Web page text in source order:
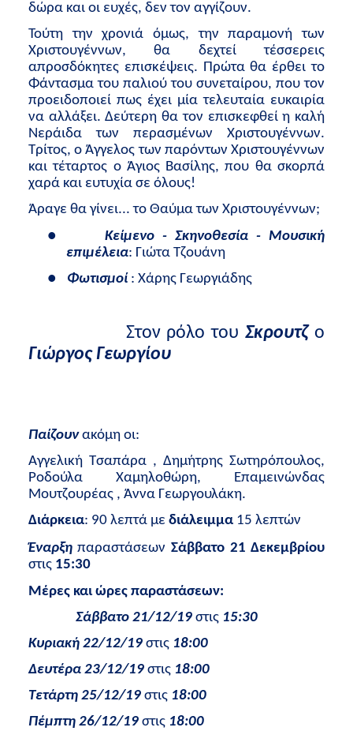
δώρα και οι ευχές, δεν τον αγγίζουν.
Τούτη την χρονιά όμως, την παραμονή των
Χριστουγέννων, θα δεχτεί τέσσερεις
απροσδόκητες επισκέψεις. Πρώτα θα έρθει το
Φάντασμα του παλιού του συνεταίρου, που τον
προειδοποιεί πως έχει μία τελευταία ευκαιρία
να αλλάξει. Δεύτερη θα τον επισκεφθεί η καλή
Νεράιδα των περασμένων Χριστουγέννων.
Τρίτος, ο Άγγελος των παρόντων Χριστουγέννων
και τέταρτος ο Άγιος Βασίλης, που θα σκορπά
χαρά και ευτυχία σε όλους!
Άραγε θα γίνει... το Θαύμα των Χριστουγέννων;
●
Κείμενο - Σκηνοθεσία - Μουσική
επιμέλεια: Γιώτα Τζουάνη
●
Φωτισμοί : Χάρης Γεωργιάδης
Στον ρόλο τουΣκρουτζο
Γιώργος Γεωργίου
Παίζουνακόμη οι:
Αγγελική Τσαπάρα , Δημήτρης Σωτηρόπουλος,
Ροδούλα Χαμηλοθώρη, Επαμεινώνδας
Μουτζουρέας , Άννα Γεωργουλάκη.
Διάρκεια: 90 λεπτά με διάλειμμα15 λεπτών
Έναρξηπαραστάσεων Σάββατο 21 Δεκεμβρίου
στις 15:30
Μέρες και ώρες παραστάσεων:
Σάββατο 21/12/19 στις15:30
Κυριακή 22/12/19 στις18:00
Δευτέρα 23/12/19 στις18:00
Τετάρτη 25/12/19 στις18:00
Πέμπτη 26/12/19 στις18:00